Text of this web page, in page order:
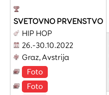
SVETOVNO PRVENSTVO
HIP HOP
26.-30.10.2022
Graz, Avstrija
Foto
Foto